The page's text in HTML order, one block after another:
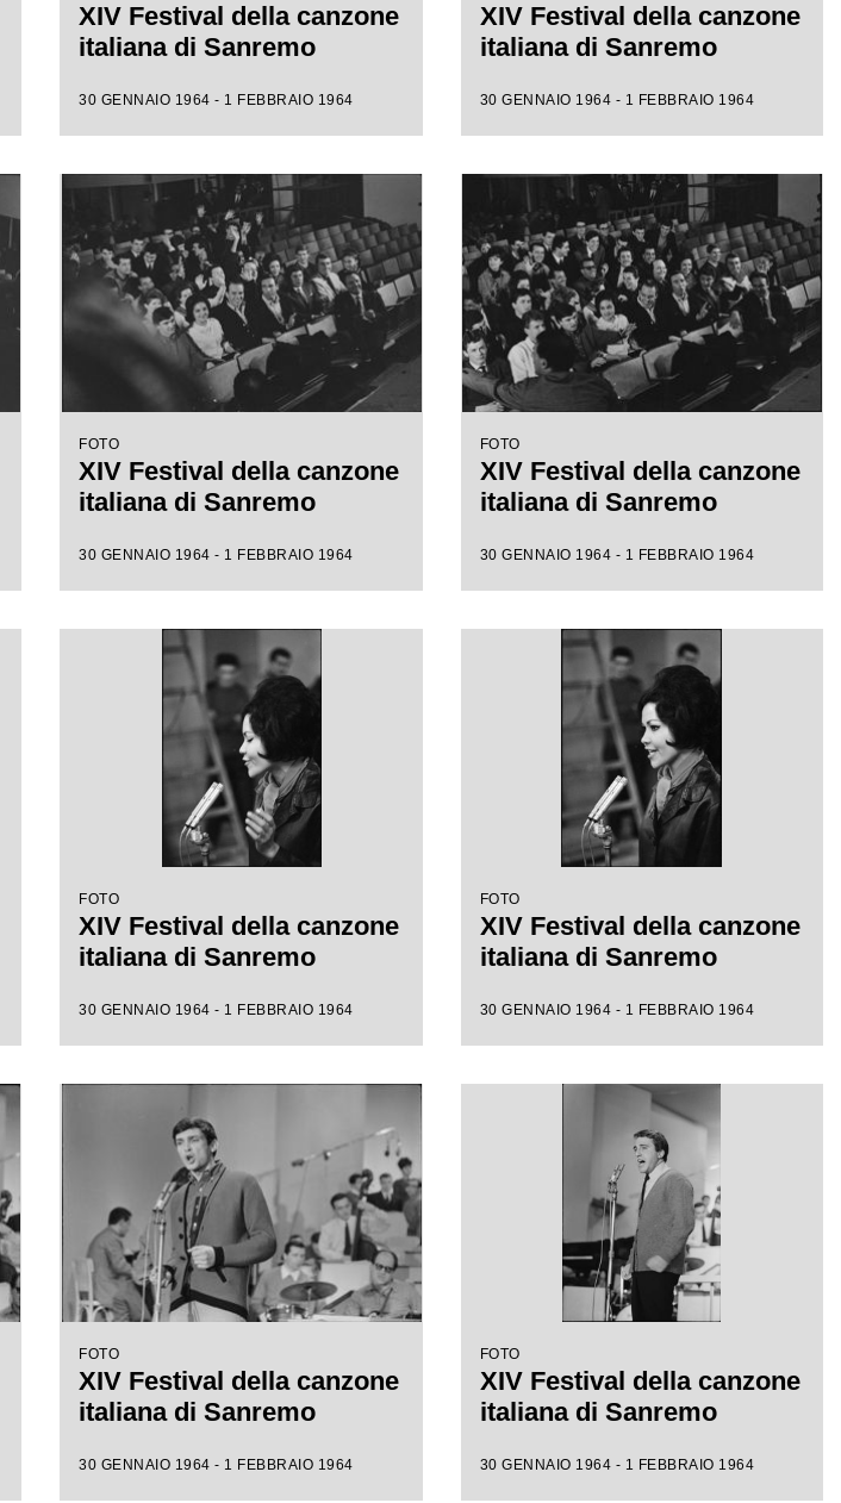
XIV Festival della canzone
italiana di Sanremo
30 GENNAIO 1964 - 1 FEBBRAIO 1964
XIV Festival della canzone
italiana di Sanremo
30 GENNAIO 1964 - 1 FEBBRAIO 1964
FOTO
XIV Festival della canzone
italiana di Sanremo
30 GENNAIO 1964 - 1 FEBBRAIO 1964
FOTO
XIV Festival della canzone
italiana di Sanremo
30 GENNAIO 1964 - 1 FEBBRAIO 1964
FOTO
XIV Festival della canzone
italiana di Sanremo
30 GENNAIO 1964 - 1 FEBBRAIO 1964
FOTO
XIV Festival della canzone
italiana di Sanremo
30 GENNAIO 1964 - 1 FEBBRAIO 1964
FOTO
XIV Festival della canzone
italiana di Sanremo
30 GENNAIO 1964 - 1 FEBBRAIO 1964
FOTO
XIV Festival della canzone
italiana di Sanremo
30 GENNAIO 1964 - 1 FEBBRAIO 1964